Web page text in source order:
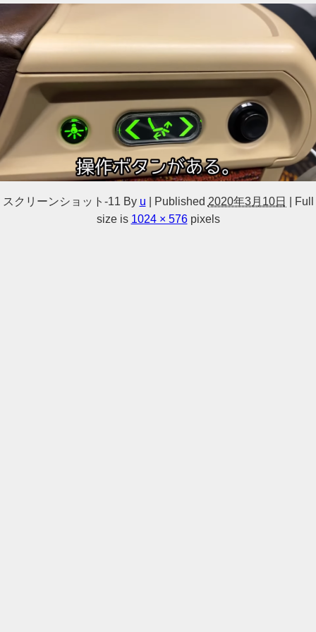
スクリーンショット-11 By u Published 2020年3月10日
Full
size is 1024 × 576pixels